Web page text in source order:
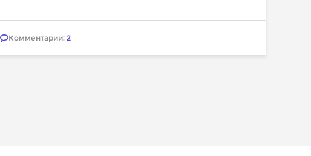
Комментарии: 2